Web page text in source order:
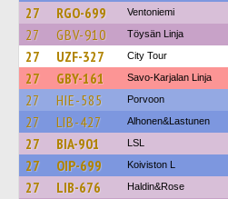
27 RGO-699 Ventoniemi
27 GBV-910 Töysän Linja
27 UZF-327 City Tour
27 GBY-161 Savo-Karjalan Linja
27 HIE-585 Porvoon
27 LIB-427 Alhonen&Lastunen
27 BIA-901 LSL
27 OIP-699 Koiviston L
27 LIB-676 Haldin&Rose